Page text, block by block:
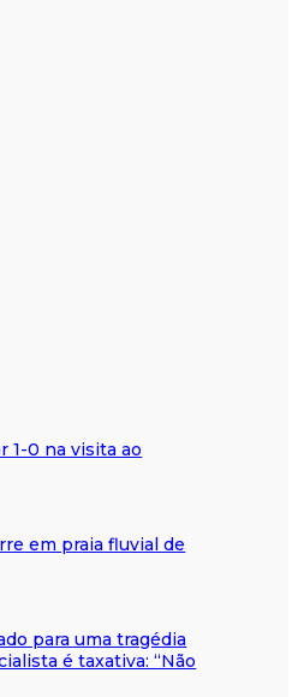
1-0 na visita ao
em praia fluvial de
para uma tragédia
é taxativa: “Não